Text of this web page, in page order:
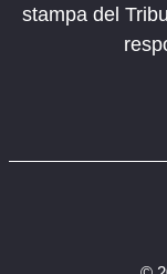
stampa del